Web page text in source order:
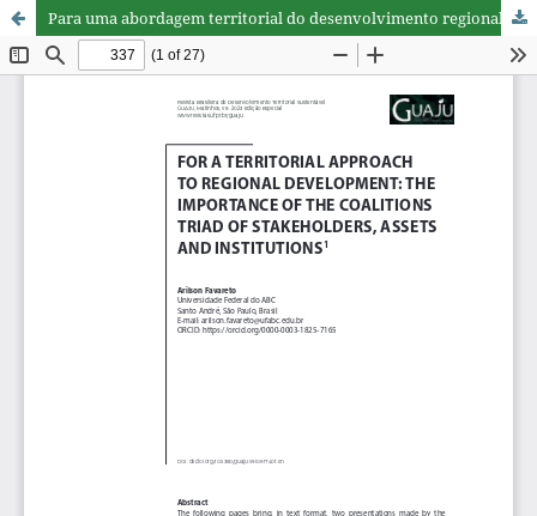
Para uma abordagem territorial do desenvolvimento regional: a importância da tríade coalizões de atores sociais, ativos e instituições